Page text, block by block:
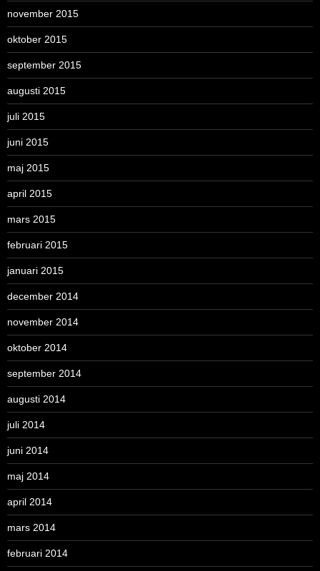
november 2015
oktober 2015
september 2015
augusti 2015
juli 2015
juni 2015
maj 2015
april 2015
mars 2015
februari 2015
januari 2015
december 2014
november 2014
oktober 2014
september 2014
augusti 2014
juli 2014
juni 2014
maj 2014
april 2014
mars 2014
februari 2014